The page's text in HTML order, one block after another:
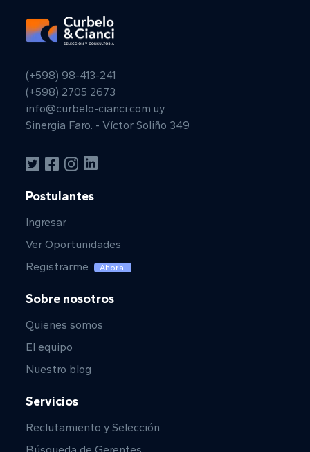
(+598) 98-413-241
(+598) 2705 2673
info@curbelo-cianci.com.uy
Sinergia Faro. - Víctor Soliño 349
Postulantes
Ingresar
Ver Oportunidades
Registrarme
Ahora!
Sobre nosotros
Quienes somos
El equipo
Nuestro blog
Servicios
Reclutamiento y Selección